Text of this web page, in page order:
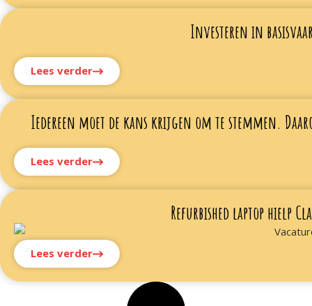
Investeren in
Lees verder
Iedereen moet de kans krijgen om te stemmen.
Lees verder
Refurbished laptop hielp
Lees verder